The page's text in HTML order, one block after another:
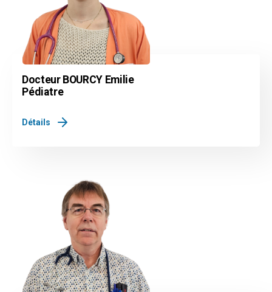
Docteur BOURCY Emilie
Pédiatre
Détails